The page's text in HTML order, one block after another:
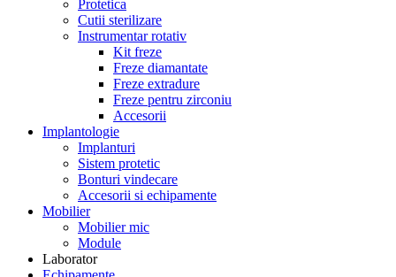
Protetica
Cutii sterilizare
Instrumentar rotativ
Kit freze
Freze diamantate
Freze extradure
Freze pentru zirconiu
Accesorii
Implantologie
Implanturi
Sistem protetic
Bonturi vindecare
Accesorii si echipamente
Mobilier
Mobilier mic
Module
Laborator